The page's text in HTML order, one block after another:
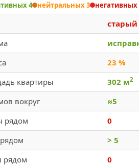
4 нейтральных 3 негативных
старый
23 %
квартиры
302 м2
вокруг
≈5
рядом
0
> 5
рядом
0